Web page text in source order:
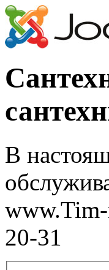
В
20-31